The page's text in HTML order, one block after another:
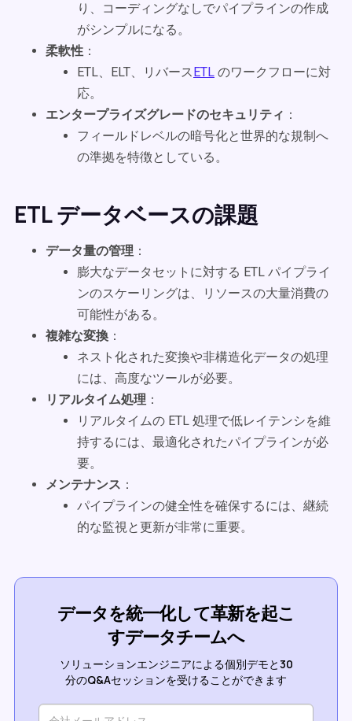
り、コーディングなしでパイプラインの作成
がシンプルになる。
柔軟性 ：
ETL、ELT、リバースETL のワークフローに対
応。
エンタープライズグレードのセキュリティ ：
フィールドレベルの暗号化と世界的な規制へ
の準拠を特徴としている。
ETL データベースの課題
データ量の管理 ：
膨大なデータセットに対する ETL パイプライ
ンのスケーリングは、リソースの大量消費の
可能性がある。
複雑な変換 ：
ネスト化された変換や非構造化データの処理
には、高度なツールが必要。
リアルタイム処理 ：
リアルタイムの ETL 処理で低レイテンシを維
持するには、最適化されたパイプラインが必
要。
メンテナンス ：
パイプラインの健全性を確保するには、継続
的な監視と更新が非常に重要。
データを統一化して革新を起こ
すデータチームへ
ソリューションエンジニアによる個別デモと30
分のQ&Aセッションを受けることができます